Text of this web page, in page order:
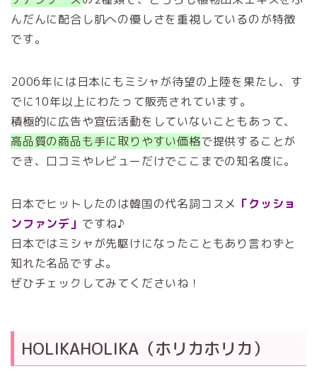
んだんに配合し肌への優しさを重視しているのが特徴
です。
2006年には日本にもミシャが待望の上陸を果たし、す
でに10年以上にわたって販売されています。
積極的に広告や宣伝活動をしていないこともあって、
高品質の商品も手に取りやすい価格で提供することが
でき、口コミやレビューだけでここまでの知名度に。
日本でヒットしたのは韓国の代名詞コスメ 「クッショ
ンファンデ」 ですね♪
日本ではミシャが先駆けになったこともあり言わずと
知れた名品ですよ。
ぜひチェックしてみてくださいね！
HOLIKAHOLIKA（ホリカホリカ）